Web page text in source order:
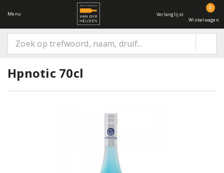
Menu Verlanglijst
0
Winkelwagen
Hpnotic 70cl